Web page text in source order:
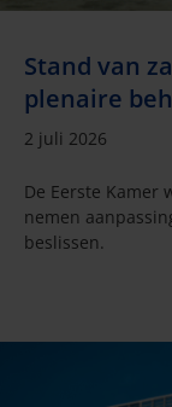
Stand van
plenaire
2 juli 2026
De Eerste Kamer
nemen
beslissen.